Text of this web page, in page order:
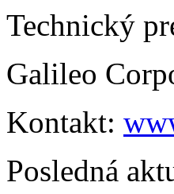
Technický
Galileo
Kontakt:
Posledná